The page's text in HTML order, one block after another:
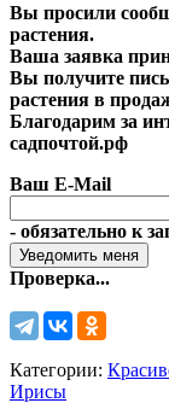
Вы просили
растения.
Ваша заявка
Вы получите
растения в
Благодарим за
садпочтой.рф
Ваш E-Mail
- обязательно к
Проверка...
Категории:
Ирисы